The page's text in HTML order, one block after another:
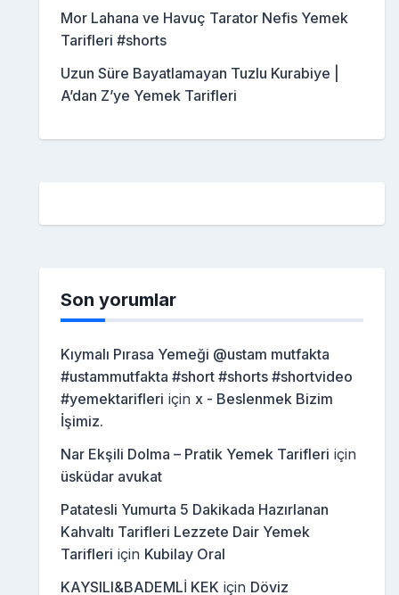
Mor Lahana ve Havuç Tarator Nefis Yemek
Tarifleri #shorts
Uzun Süre Bayatlamayan Tuzlu Kurabiye |
A’dan Z’ye Yemek Tarifleri
Son yorumlar
Kıymalı Pırasa Yemeği @ustam mutfakta
#ustammutfakta #short #shorts #shortvideo
#yemektarifleri için x - Beslenmek Bizim
İşimiz.
Nar Ekşili Dolma – Pratik Yemek Tarifleri için
üsküdar avukat
Patatesli Yumurta 5 Dakikada Hazırlanan
Kahvaltı Tarifleri Lezzete Dair Yemek
Tarifleri için Kubilay Oral
KAYSILI&BADEMLİ KEK için Döviz